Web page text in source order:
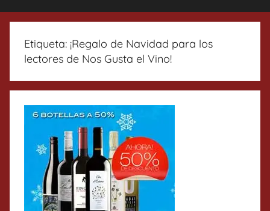
Etiqueta: ¡Regalo de Navidad para los
lectores de Nos Gusta el Vino!